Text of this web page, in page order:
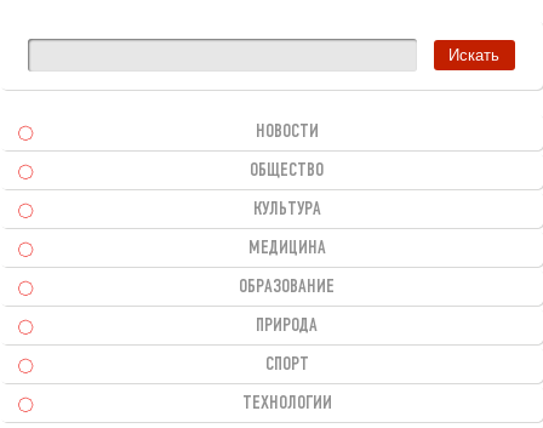
НОВОСТИ
ОБЩЕСТВО
КУЛЬТУРА
МЕДИЦИНА
ОБРАЗОВАНИЕ
ПРИРОДА
СПОРТ
ТЕХНОЛОГИИ